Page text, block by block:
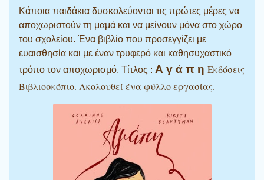
Κάποια παιδάκια δυσκολεύονται τις πρώτες μέρες να
αποχωριστούν τη μαμά και να μείνουν μόνα στο χώρο
του σχολείου. Ένα βιβλίο που προσεγγίζει με
ευαισθησία και με έναν τρυφερό και καθησυχαστικό
τρόπο τον αποχωρισμό. Τίτλος : Α γ ά π η Εκδόσεις
Βιβλιοσκόπιο. Ακολουθεί ένα φύλλο εργασίας.